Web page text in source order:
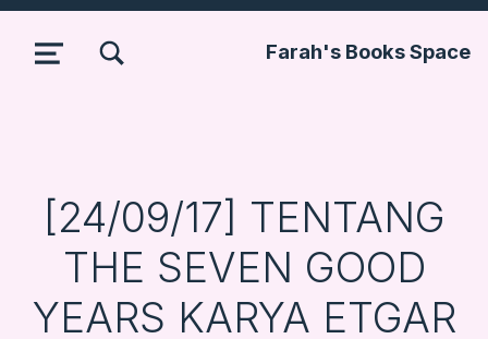
Farah's Books Space
MENU
[24/09/17] TENTANG
THE SEVEN GOOD
YEARS KARYA ETGAR